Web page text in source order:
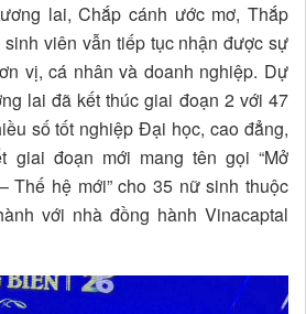
lai, Chắp cánh ước mơ, Thắp
viên vẫn tiếp tục nhận được sự
vị, cá nhân và doanh nghiệp. Dự
lai đã kết thúc giai đoạn 2 với 47
số tốt nghiệp Đại học, cao đẳng,
giai đoạn mới mang tên gọi “Mở
Thế hệ mới” cho 35 nữ sinh thuộc
với nhà đồng hành Vinacaptal